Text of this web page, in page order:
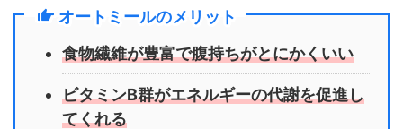
オートミールのメリット
食物繊維が豊富で腹持ちがとにかくいい
ビタミンB群がエネルギーの代謝を促進し
てくれる